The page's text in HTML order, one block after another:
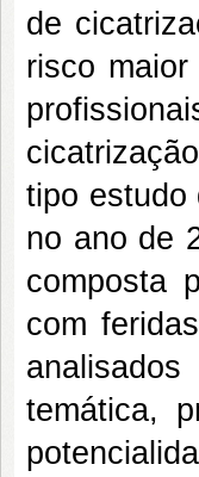
de
risco
tipo estudo
no ano de
composta
com
temática,